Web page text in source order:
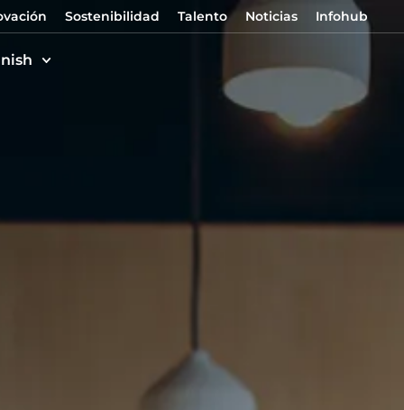
Sostenibilidad Talento Noticias Infohub